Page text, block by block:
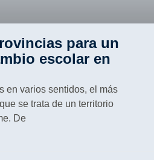
para un
escolar en
en varios sentidos, el más
se trata de un territorio
De